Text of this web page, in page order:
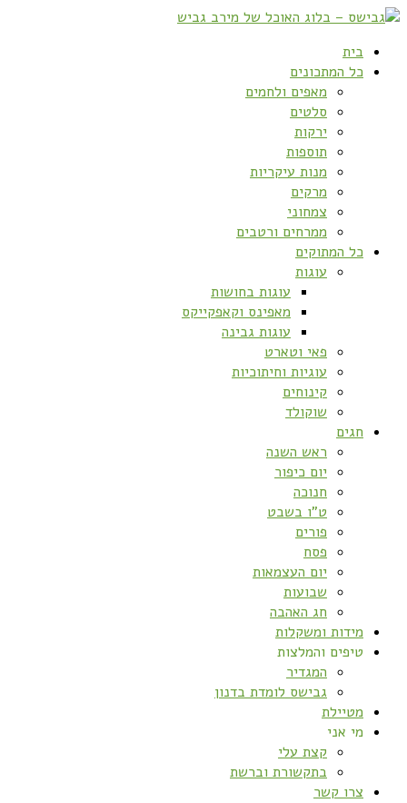
בית
כל המתכונים
מאפים ולחמים
סלטים
ירקות
תוספות
מנות עיקריות
מרקים
צמחוני
ממרחים ורטבים
כל המתוקים
עוגות
עוגות בחושות
מאפינס וקאפקייקס
עוגות גבינה
פאי וטארט
עוגיות וחיתוכיות
קינוחים
שוקולד
חגים
ראש השנה
יום כיפור
חנוכה
ט”ו בשבט
פורים
פסח
יום העצמאות
שבועות
חג האהבה
מידות ומשקלות
טיפים והמלצות
המגדיר
גבישס לומדת בדנון
מטיילת
מי אני
קצת עלי
בתקשורת וברשת
צרו קשר